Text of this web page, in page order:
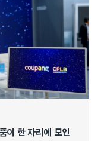
이 한 자리에 모인